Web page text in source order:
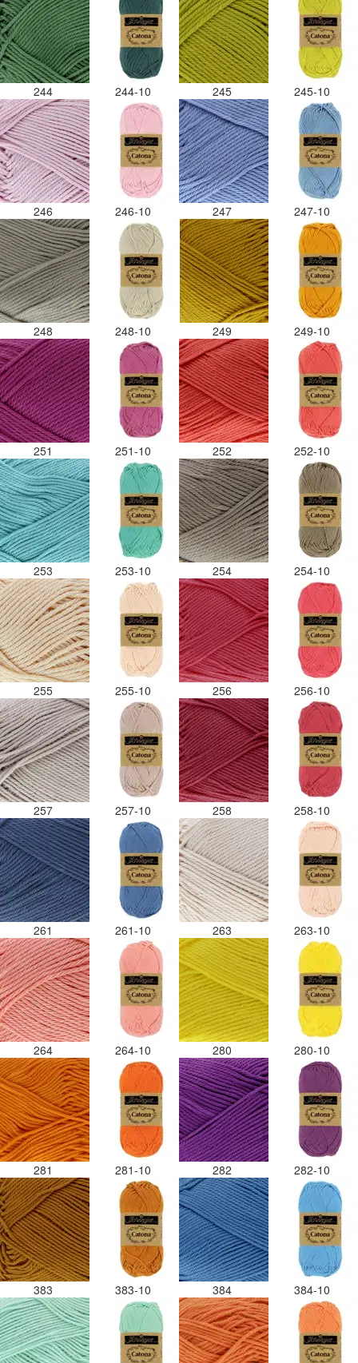
244 244-10 245 245-10
246 246-10 247 247-10
248 248-10 249 249-10
251 251-10 252 252-10
253 253-10 254 254-10
255 255-10 256 256-10
257 257-10 258 258-10
261 261-10 263 263-10
264 264-10 280 280-10
281 281-10 282 282-10
383 383-10 384 384-10